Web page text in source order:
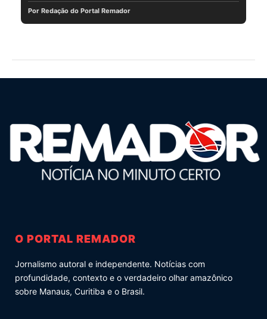
Por Redação do Portal Remador
O PORTAL REMADOR
Jornalismo autoral e independente. Notícias com
profundidade, contexto e o verdadeiro olhar amazônico
sobre Manaus, Curitiba e o Brasil.